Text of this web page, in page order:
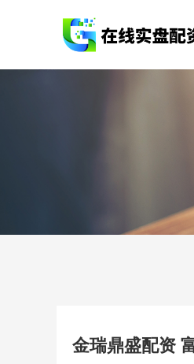
金瑞鼎盛配资